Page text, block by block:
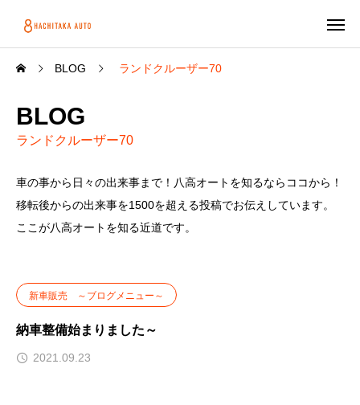
BLOG ランドクルーザー70
BLOG
ランドクルーザー70
車の事から日々の出来事まで！八高オートを知るならココから！
移転後からの出来事を1500を超える投稿でお伝えしています。
ここが八高オートを知る近道です。
新車販売 ～ブログメニュー～
納車整備始まりました～
2021.09.23